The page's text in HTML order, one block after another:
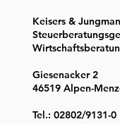
Keisers &
Giesenacker 2
46519 Alpen-
Tel.: 02802/9131-0